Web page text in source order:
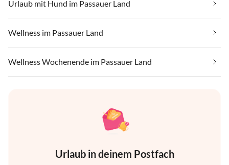
Urlaub mit Hund im Passauer Land
Wellness im Passauer Land
Wellness Wochenende im Passauer Land
Urlaub in deinem Postfach